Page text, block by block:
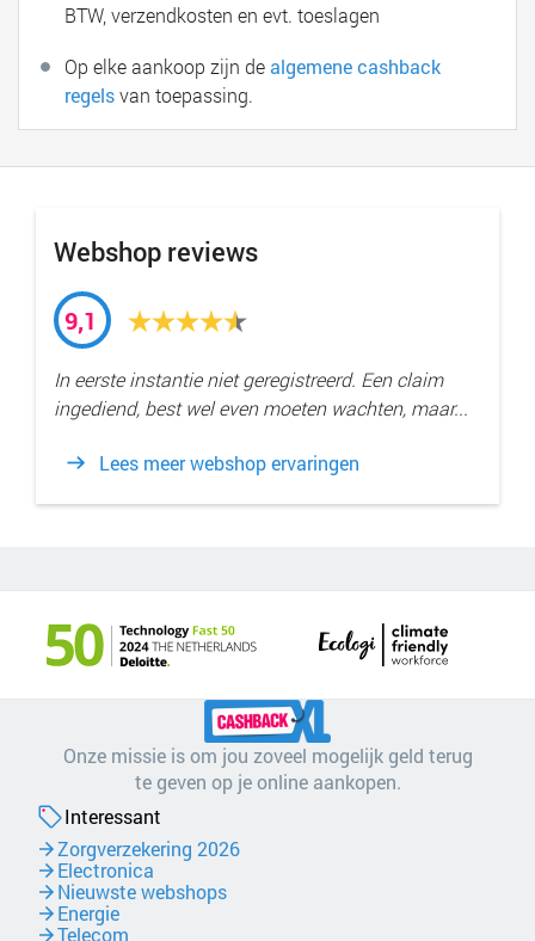
BTW, verzendkosten en evt. toeslagen
Op elke aankoop zijn dealgemene cashback
regelsvan toepassing.
Webshop reviews
9,1
In eerste instantie niet geregistreerd. Een claim
ingediend, best wel even moeten wachten, maar...
Lees meer webshop ervaringen
Onze missie is om jou zoveel mogelijk geld terug
te geven op je online aankopen.
Interessant
Zorgverzekering 2026
Electronica
Nieuwste webshops
Energie
Telecom